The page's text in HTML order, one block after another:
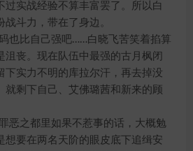
过实战经验不算丰富罢了。所以白
斗力，带在了身边。
比自己强吧……白晓飞苦笑着掐算
沮丧。现在队伍中最强的古月枫闭
下实力不明的库拉尔汗，再去掉没
就剩下自己、艾佛璐茜和新来的顾
之都里如果不惹事的话，大概勉
想要在两名天阶的眼皮底下追缉安